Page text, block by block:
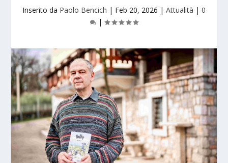
Inserito da Paolo Bencich | Feb 20, 2026 | Attualità | 0
|